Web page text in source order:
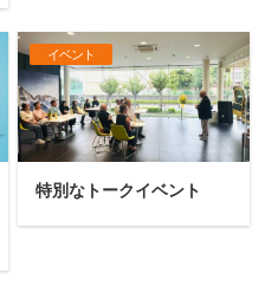
イベント
特別なトークイベント